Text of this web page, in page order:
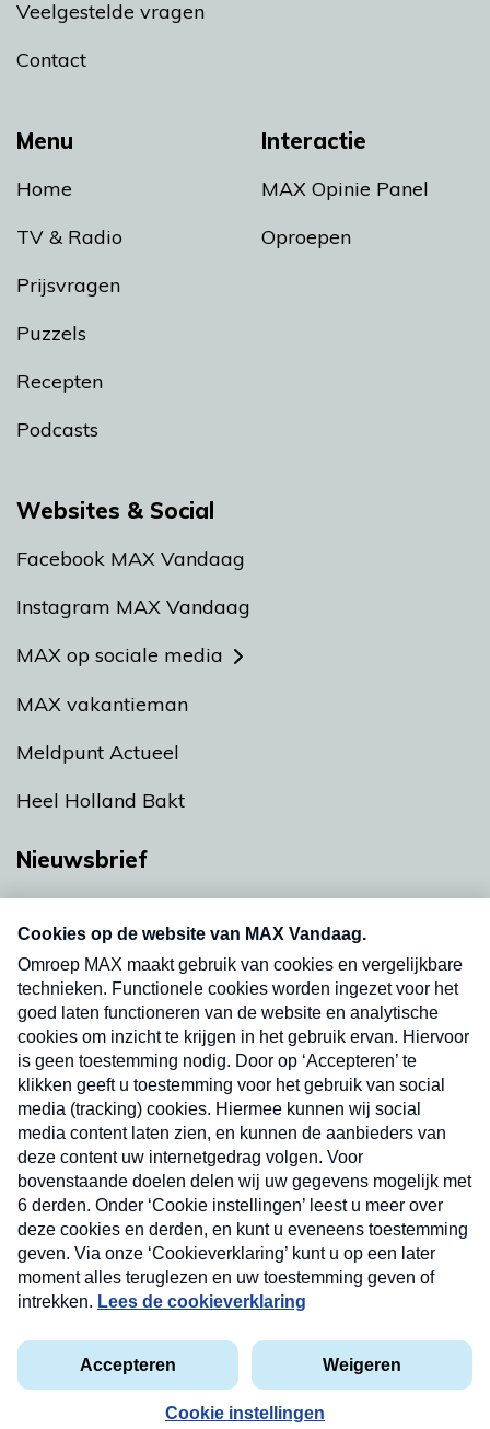
Menu
Home
TV & Radio
Prijsvragen
Puzzels
Recepten
Podcasts
Interactie
MAX Opinie Panel
Oproepen
Veelgestelde vragen
Contact
Websites & Social
Facebook MAX Vandaag
Instagram MAX Vandaag
MAX op sociale media
MAX vakantieman
Meldpunt Actueel
Heel Holland Bakt
Nieuwsbrief
nieuwsbrief. Elke vrijdag- en dinsdagochtend in
uw mailbox.
Verzend
Privacyverklaring
Cookieverklaring
Kwetsbaarheid melden
Copyright © 2026 MAX Vandaag - Omroep MAX
Nieuwsbrief
Neem hier een gratis abonnement op onze
nieuwsbrief. Elke vrijdag- en dinsdagochtend in uw